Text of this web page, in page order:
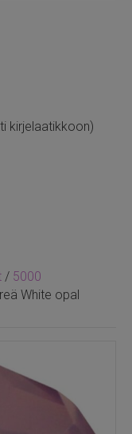
/ 5000
White opal
kirjelaatikkoon)